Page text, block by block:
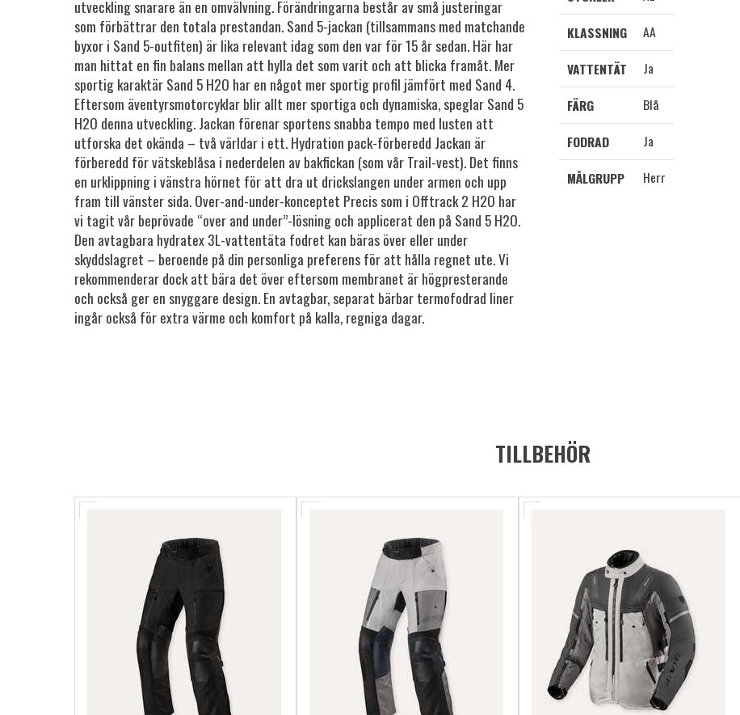
utveckling snarare än en omvälvning. Förändringarna består av små justeringar
som förbättrar den totala prestandan. Sand 5-jackan (tillsammans med matchande
byxor i Sand 5-outfiten) är lika relevant idag som den var för 15 år sedan. Här har
man hittat en fin balans mellan att hylla det som varit och att blicka framåt. Mer
sportig karaktär Sand 5 H2O har en något mer sportig profil jämfört med Sand 4.
Eftersom äventyrsmotorcyklar blir allt mer sportiga och dynamiska, speglar Sand 5
H2O denna utveckling. Jackan förenar sportens snabba tempo med lusten att
utforska det okända – två världar i ett. Hydration pack-förberedd Jackan är
förberedd för vätskeblåsa i nederdelen av bakfickan (som vår Trail-vest). Det finns
en urklippning i vänstra hörnet för att dra ut drickslangen under armen och upp
fram till vänster sida. Over-and-under-konceptet Precis som i Offtrack 2 H2O har
vi tagit vår beprövade “over and under”-lösning och applicerat den på Sand 5 H2O.
Den avtagbara hydratex 3L-vattentäta fodret kan bäras över eller under
skyddslagret – beroende på din personliga preferens för att hålla regnet ute. Vi
rekommenderar dock att bära det över eftersom membranet är högpresterande
och också ger en snyggare design. En avtagbar, separat bärbar termofodrad liner
ingår också för extra värme och komfort på kalla, regniga dagar.
KLASSNING
AA
VATTENTÄT
Ja
FÄRG
Blå
FODRAD
Ja
MÅLGRUPP
Herr
TILLBEHÖR